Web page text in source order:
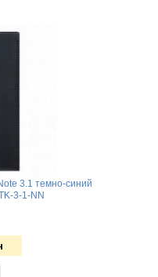
3.1 темно-синий
3-1-NN